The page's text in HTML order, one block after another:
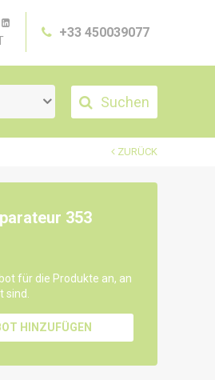
+33 450039077
Suchen
ZURÜCK
353
für die Produkte an, an
sind.
HINZUFÜGEN